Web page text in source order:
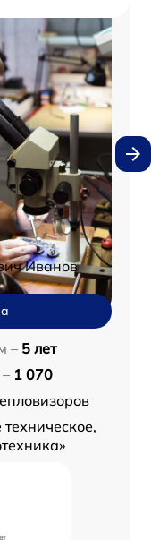
Иванов
– 5 лет
1 070